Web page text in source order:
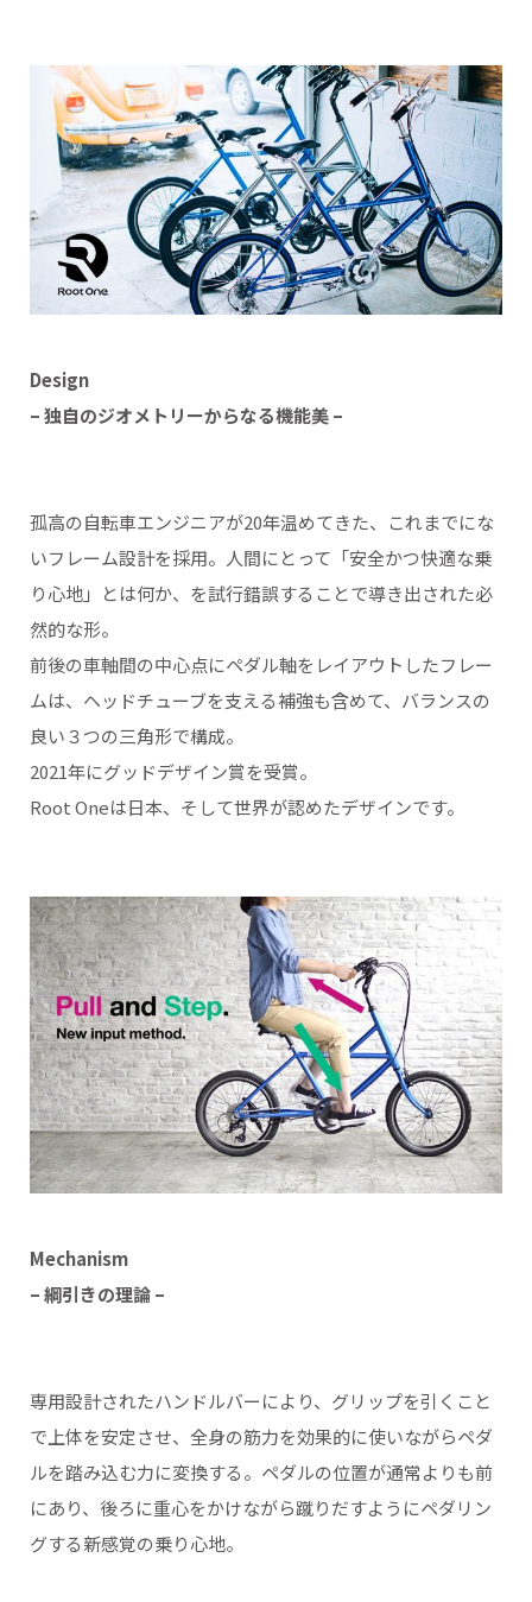
Design
– 独自のジオメトリーからなる機能美 –
孤高の自転車エンジニアが20年温めてきた、これまでにな
いフレーム設計を採用。人間にとって「安全かつ快適な乗
り心地」とは何か、を試行錯誤することで導き出された必
然的な形。
前後の車軸間の中心点にペダル軸をレイアウトしたフレー
ムは、ヘッドチューブを支える補強も含めて、バランスの
良い３つの三角形で構成。
2021年にグッドデザイン賞を受賞。
Root Oneは日本、そして世界が認めたデザインです。
Mechanism
– 綱引きの理論 –
専用設計されたハンドルバーにより、グリップを引くこと
で上体を安定させ、全身の筋力を効果的に使いながらペダ
ルを踏み込む力に変換する。ペダルの位置が通常よりも前
にあり、後ろに重心をかけながら蹴りだすようにペダリン
グする新感覚の乗り心地。